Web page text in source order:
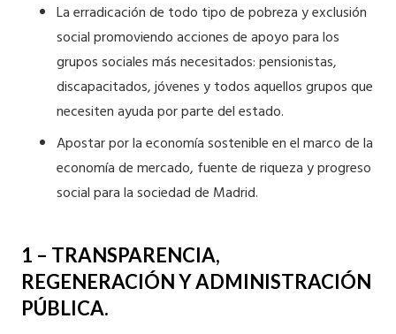
La erradicación de todo tipo de pobreza y exclusión
social promoviendo acciones de apoyo para los
grupos sociales más necesitados: pensionistas,
discapacitados, jóvenes y todos aquellos grupos que
necesiten ayuda por parte del estado.
Apostar por la economía sostenible en el marco de la
economía de mercado, fuente de riqueza y progreso
social para la sociedad de Madrid.
1 – TRANSPARENCIA,
REGENERACIÓN Y ADMINISTRACIÓN
PÚBLICA.